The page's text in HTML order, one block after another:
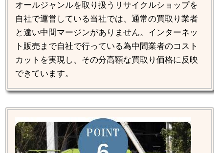
オールジャンルを取り扱うリサイクルショップを
自社で運営している当社では、通常の買取り業者
と違い中間マージンがありません。インターネッ
ト販売まで自社で行っている為中間業者のコスト
カットを実現し、その分高額な買取り価格に反映
できています。